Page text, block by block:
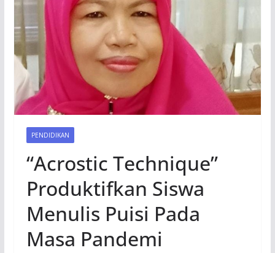
PENDIDIKAN
“Acrostic Technique”
Produktifkan Siswa
Menulis Puisi Pada
Masa Pandemi